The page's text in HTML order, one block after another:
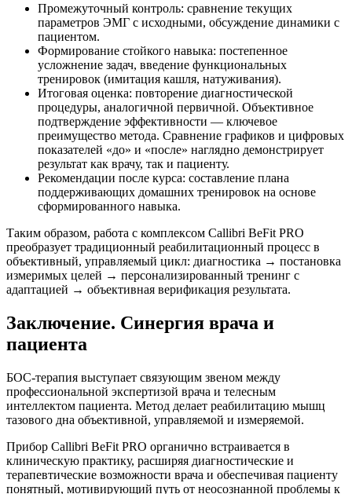
Промежуточный контроль: сравнение текущих
параметров ЭМГ с исходными, обсуждение динамики с
пациентом.
Формирование стойкого навыка: постепенное
усложнение задач, введение функциональных
тренировок (имитация кашля, натуживания).
Итоговая оценка: повторение диагностической
процедуры, аналогичной первичной. Объективное
подтверждение эффективности — ключевое
преимущество метода. Сравнение графиков и цифровых
показателей «до» и «после» наглядно демонстрирует
результат как врачу, так и пациенту.
Рекомендации после курса: составление плана
поддерживающих домашних тренировок на основе
сформированного навыка.
Таким образом, работа с комплексом Callibri BeFit PRO
преобразует традиционный реабилитационный процесс в
объективный, управляемый цикл: диагностика → постановка
измеримых целей → персонализированный тренинг с
адаптацией → объективная верификация результата.
Заключение. Синергия врача и
пациента
БОС-терапия выступает связующим звеном между
профессиональной экспертизой врача и телесным
интеллектом пациента. Метод делает реабилитацию мышц
тазового дна объективной, управляемой и измеряемой.
Прибор Callibri BeFit PRO органично встраивается в
клиническую практику, расширяя диагностические и
терапевтические возможности врача и обеспечивая пациенту
понятный, мотивирующий путь от неосознанной проблемы к